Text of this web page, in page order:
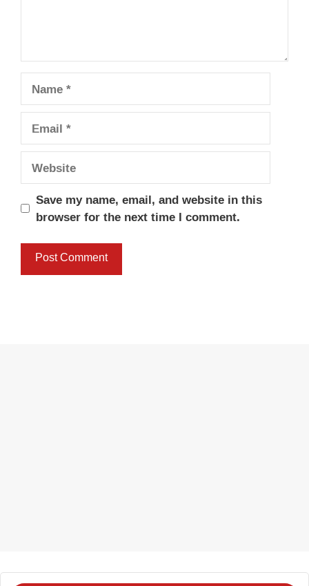
Name
Email
Website
Save my name, email, and website in this
browser for the next time I comment.